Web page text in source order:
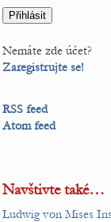
Nemáte zde účet?
Zaregistrujte se!
RSS feed
Atom feed
Navštivte také…
Ludwig von Mises